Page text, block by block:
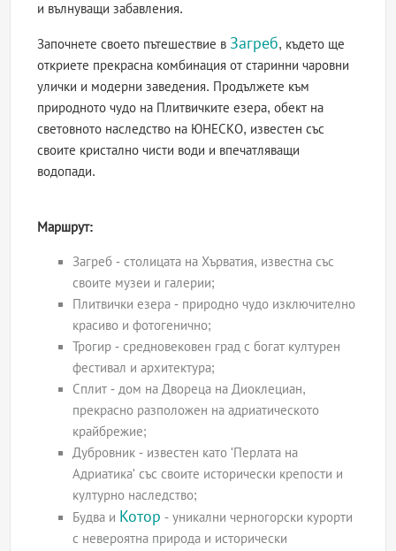
и вълнуващи забавления.
Започнете своето пътешествие в Загреб, където ще
откриете прекрасна комбинация от старинни чаровни
улички и модерни заведения. Продължете към
природното чудо на Плитвичките езера, обект на
световното наследство на ЮНЕСКО, известен със
своите кристално чисти води и впечатляващи
водопади.
Маршрут:
Загреб - столицата на Хърватия, известна със
своите музеи и галерии;
Плитвички езера - природно чудо изключително
красиво и фотогенично;
Трогир - средновековен град с богат културен
фестивал и архитектура;
Сплит - дом на Двореца на Диоклециан,
прекрасно разположен на адриатическото
крайбрежие;
Дубровник - известен като 'Перлата на
Адриатика' със своите исторически крепости и
културно наследство;
Будва и Котор - уникални черногорски курорти
с невероятна природа и исторически